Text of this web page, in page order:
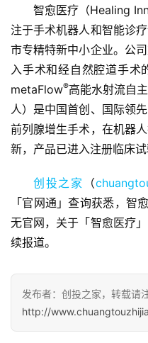
首
页
融
资
报
商
业
观
初
创
企
智愈医疗（Healing
注于手术机器人和智能诊
市专精特新中小企业。公
入手术和经自然腔道手术
metaFlow®️高能水射流自
人）是中国首创、国际领
前列腺增生手术，在机器
新，产品已进入注册临床试
创投之家 （
「官网通」查询获悉，
无官网，关于「智愈医疗
续报道。
发布者：创投之家，转载请
http://